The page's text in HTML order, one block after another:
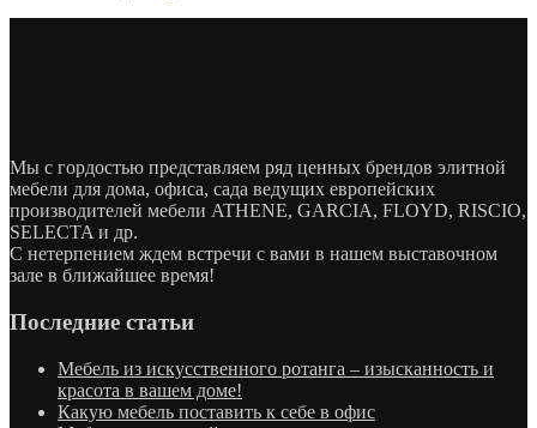
Мы с гордостью представляем ряд ценных брендов элитной
мебели для дома, офиса, сада ведущих европейских
производителей мебели ATHENE, GARCIA, FLOYD, RISCIO,
SELECTA и др.
С нетерпением ждем встречи с вами в нашем выставочном
зале в ближайшее время!
Последние статьи
Мебель из искусственного ротанга – изысканность и
красота в вашем доме!
Какую мебель поставить к себе в офис